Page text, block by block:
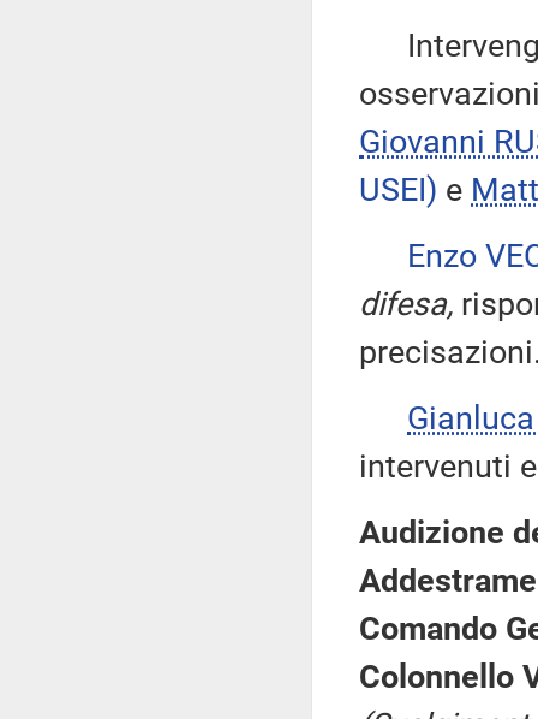
Giovanni
USEI) e
Enzo
difesa,
intervenuti
Audizione
Comando
Colonnello